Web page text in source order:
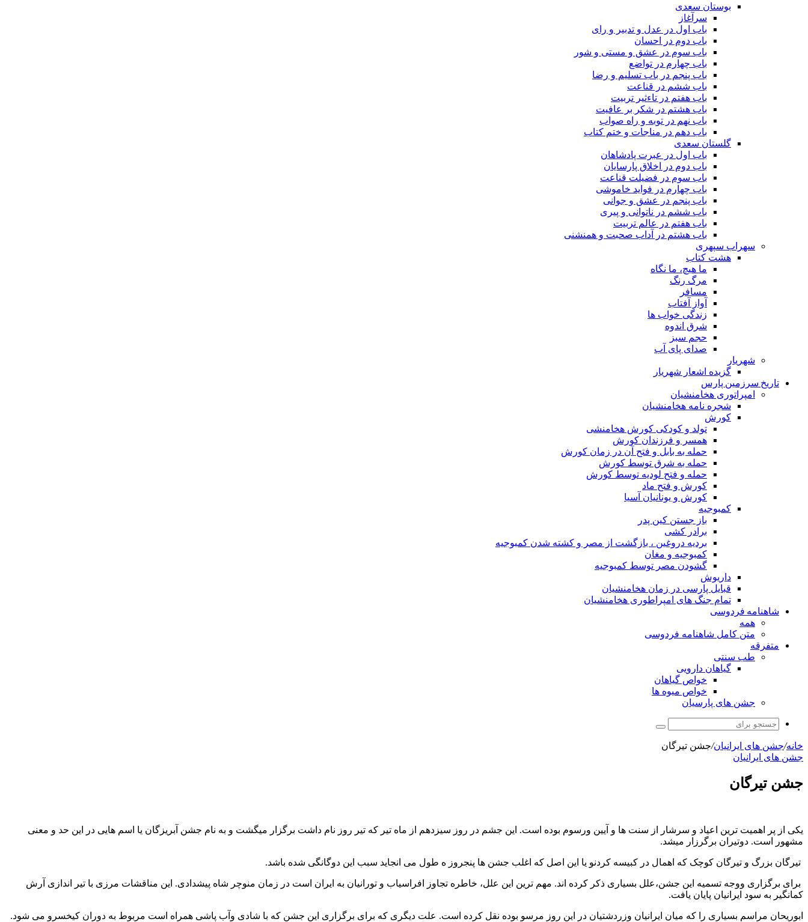
بوستان سعدی
سرآغاز
باب اول در عدل و تدبیر و رای
باب دوم در احسان
باب سوم در عشق و مستی و شور
باب چهارم در تواضع
باب پنجم در باب تسلیم و رضا
باب ششم در قناعت
باب هفتم در تاءثیر تربیت
باب هشتم در شکر بر عافیت
باب نهم در توبه و راه صواب
باب دهم در مناجات و ختم کتاب
گلستان سعدی
باب اول در عبرت پادشاهان
باب دوم در اخلاق پارسایان
باب سوم در فضیلت قناعت
باب چهارم در فواید خاموشى
باب پنجم در عشق و جوانى
باب ششم در ناتوانى و پیرى
باب هفتم در عالم تربیت
باب هشتم در آداب صحبت و همنشنى
سهراب سپهری
هشت کتاب
ما هیچ، ما نگاه
مرگ رنگ
مسافر
آواز آفتاب
زندگی خواب ها
شرق اندوه
حجم سبز
صدای پای آب
شهریار
گزیده اشعار شهریار
تاریخ سرزمین پارس
امپراتوری هخامنشیان
شجره نامه هخامنشیان
کورش
تولد و کودکی کورش هخامنشی
همسر و فرزندان کورش
حمله به بابل و فتح آن در زمان کورش
حمله به شرق توسط کورش
حمله و فتح لودیه توسط کورش
کورش و فتح ماد
کورش و یونانیان آسیا
کمبوجیه
باز جستن کین پدر
برادر کشی
بردیه دروغین ، بازگشت از مصر و کشته شدن کمبوجیه
کمبوجیه و مغان
گشودن مصر توسط کمبوجیه
داریوش
قبایل پارسی در زمان هخامنشیان
تمام جنگ های امپراطوری هخامنشیان
شاهنامه فردوسی
همه
متن کامل شاهنامه فردوسی
متفرقه
طب سنتی
گیاهان دارویی
خواص گیاهان
خواص میوه ها
جشن های پارسیان
جستجو
خانه/جشن های ایرانیان/جشن تیرگان
جشن های ایرانیان
جشن تیرگان
یکی از پر اهمیت ترین اعیاد و سرشار از سنت ها و آیین ورسوم بوده است. این جشم در روز سیزدهم از ماه تیر که تیر روز نام داشت برگزار میگشت و به نام جشن آبریزگان یا اسم هایی در این حد و معنی
مشهور است. دوتیران برگرزار میشد.
تیرگان بزرگ و تیرگان کوچک که اهمال در کبیسه کردنو یا این اصل که اغلب جشن ها پنجروز ه طول می انجاید سبب این دوگانگی شده باشد.
برای برگزاری ووجه تسمیه این جشن،علل بسیاری ذکر کرده اند. مهم ترین این علل، خاطره تجاوز افراسیاب و تورانیان به ایران است در زمان منوچر شاه پیشدادی. این مناقشات مرزی با تیر اندازی آرش
کمانگیر به سود ایرانیان پایان یافت.
ابوریحان مراسم بسیاری را که میان ایرانیان وزردشتیان در این روز مرسو بوده نقل کرده است. علت دیگری که برای برگزاری این جشن که با شادی وآب پاشی همراه است مربوط به دوران کیخسرو می شود.